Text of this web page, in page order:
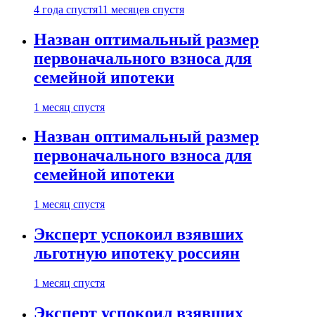
4 года спустя11 месяцев спустя
Назван оптимальный размер
первоначального взноса для
семейной ипотеки
1 месяц спустя
Назван оптимальный размер
первоначального взноса для
семейной ипотеки
1 месяц спустя
Эксперт успокоил взявших
льготную ипотеку россиян
1 месяц спустя
Эксперт успокоил взявших